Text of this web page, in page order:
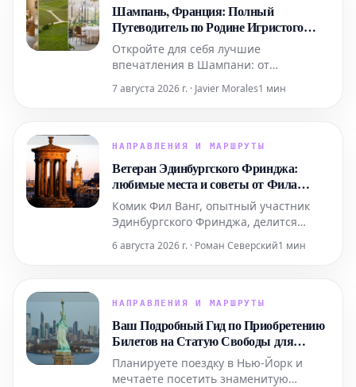
Шампань, Франция: Полный
Путеводитель по Родине Игристого
Вина
Откройте для себя лучшие
впечатления в Шампани: от
ярких выступлений живого хип-хопа
поесть и комфортно остановиться в
7 августа 2026 г. · Javier Morales1 мин
НАПРАВЛЕНИЯ И МАРШРУТЫ
Ветеран Эдинбургского Фринджа:
любимые места и советы от Фила
Ванга
Комик Фил Ванг, опытный участник
Эдинбургского Фринджа, делится
вкусно поесть и выпить во время
которые еще можно забронировать.
6 августа 2026 г. · Роман Северский1 мин
НАПРАВЛЕНИЯ И МАРШРУТЫ
Ваш Подробный Гид по Приобретению
Билетов на Статую Свободы для
Поездки в Нью-Йорк
Планируете поездку в Нью-Йорк и
мечтаете посетить знаменитую